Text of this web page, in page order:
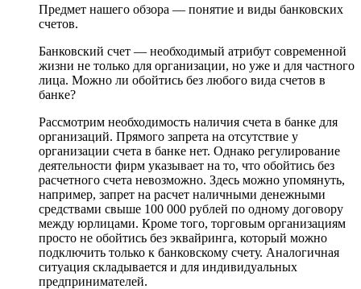
Предмет нашего обзора — понятие и виды банковских
счетов.
Банковский счет — необходимый атрибут современной
жизни не только для организации, но уже и для частного
лица. Можно ли обойтись без любого вида счетов в
банке?
Рассмотрим необходимость наличия счета в банке для
организаций. Прямого запрета на отсутствие у
организации счета в банке нет. Однако регулирование
деятельности фирм указывает на то, что обойтись без
расчетного счета невозможно. Здесь можно упомянуть,
например, запрет на расчет наличными денежными
средствами свыше 100 000 рублей по одному договору
между юрлицами. Кроме того, торговым организациям
просто не обойтись без эквайринга, который можно
подключить только к банковскому счету. Аналогичная
ситуация складывается и для индивидуальных
предпринимателей.